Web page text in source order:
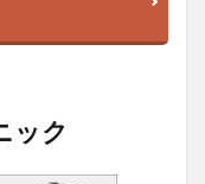
ック